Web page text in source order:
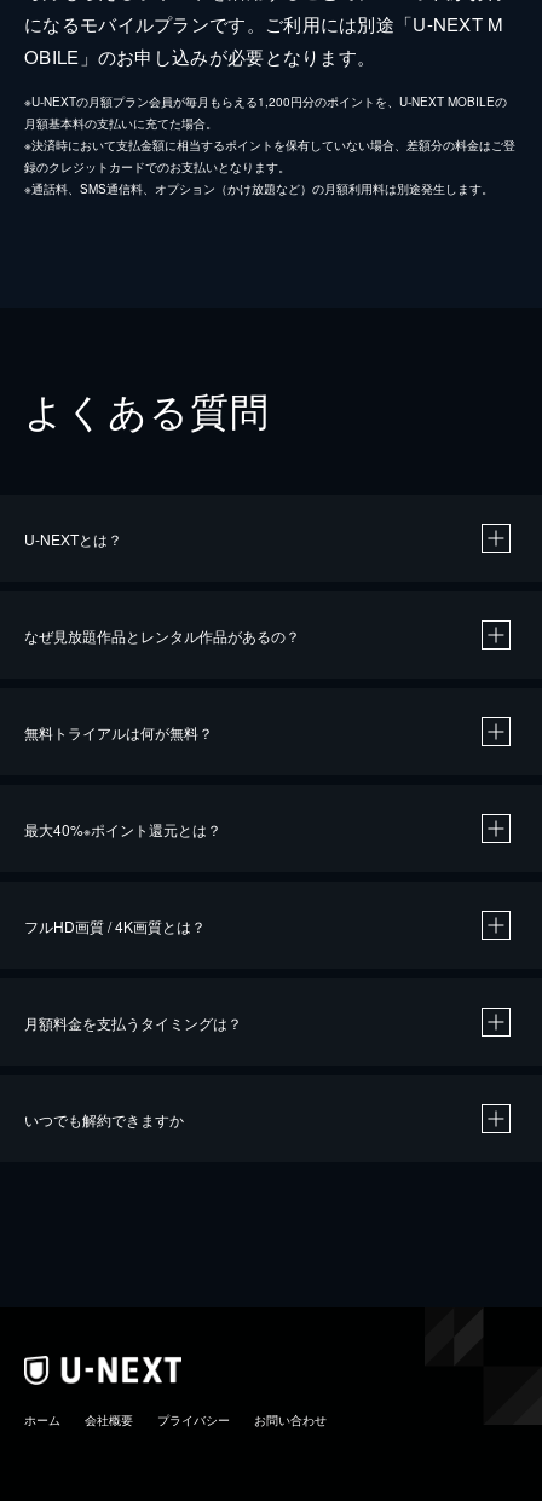
になるモバイルプランです。ご利用には別途「U-NEXT M
OBILE」のお申し込みが必要となります。
※U-NEXTの月額プラン会員が毎月もらえる1,200円分のポイントを、U-NEXT MOBILEの
月額基本料の支払いに充てた場合。
※決済時において支払金額に相当するポイントを保有していない場合、差額分の料金はご登
録のクレジットカードでのお支払いとなります。
※通話料、SMS通信料、オプション（かけ放題など）の月額利用料は別途発生します。
よくある質問
U-NEXTとは？
なぜ見放題作品とレンタル作品があるの？
無料トライアルは何が無料？
最大40%※ポイント還元とは？
※40％ポイント還元の対象は、クレジットカード決済による作品の購入 / レンタルです。
フルHD画質 / 4K画質とは？
月額料金を支払うタイミングは？
いつでも解約できますか
ホーム 会社概要 プライバシー お問い合わせ